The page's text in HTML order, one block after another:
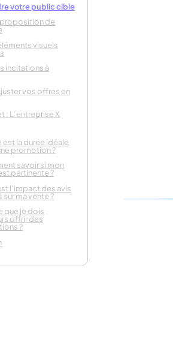
votre public cible
proposition de
visuels
incitations à
vos offres en
: L’entreprise X
est la durée idéale
promotion ?
savoir si mon
pertinente ?
l’impact des avis
sur ma vente ?
que je dois
offrir des
?